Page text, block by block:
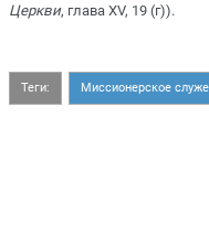
Церкви, глава XV, 19 (г)).
Теги: Миссионерское